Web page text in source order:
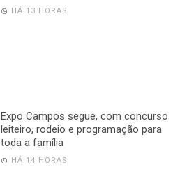
HÁ 13 HORAS
Expo Campos segue, com concurso
leiteiro, rodeio e programação para
toda a família
HÁ 14 HORAS